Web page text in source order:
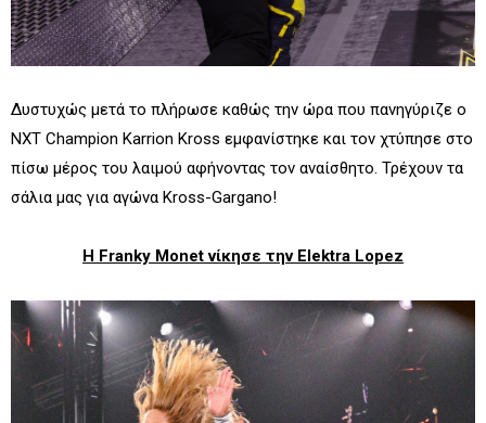
Δυστυχώς μετά το πλήρωσε καθώς την ώρα που πανηγύριζε ο
NXT Champion Karrion Kross εμφανίστηκε και τον χτύπησε στο
πίσω μέρος του λαιμού αφήνοντας τον αναίσθητο. Τρέχουν τα
σάλια μας για αγώνα Kross-Gargano!
Η Franky Monet νίκησε την Elektra Lopez